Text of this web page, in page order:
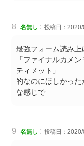
名無し : 投稿日：
最強フォーム読み
「ファイナルカメ
ティメット」
的なのにほしかっ
な感じで
名無し : 投稿日：